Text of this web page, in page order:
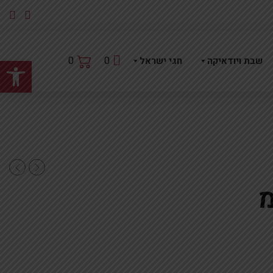
שבת ויודאיקה חגי ישראל 0
0